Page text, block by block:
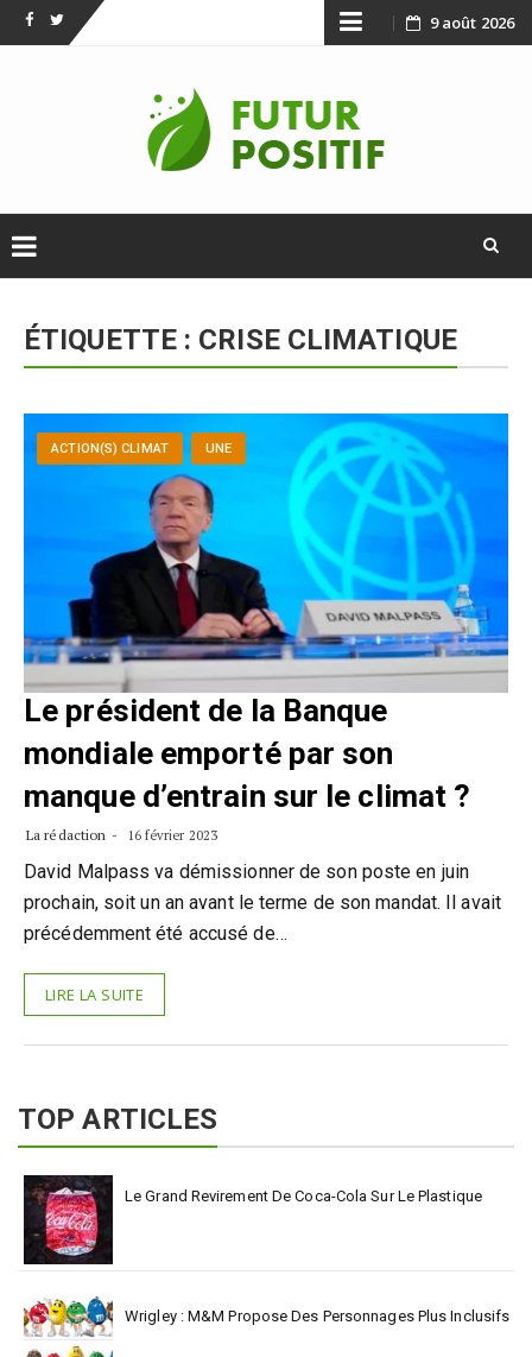
FacebookTwitter Skip
content
9 août 2026
contentÉTIQUETTE : CRISE CLIMATIQUE
ACTION(S) CLIMAT UNE
Le président de la Banque
mondiale emporté par son
manque d’entrain sur le climat ?
La rédaction 16 février 2023
David Malpass va démissionner de son poste en juin
prochain, soit un an avant le terme de son mandat. Il avait
précédemment été accusé de…
LIRE LA SUITE
TOP ARTICLES
Le Grand Revirement De Coca-Cola Sur Le Plastique
Wrigley : M&M Propose Des Personnages Plus Inclusifs